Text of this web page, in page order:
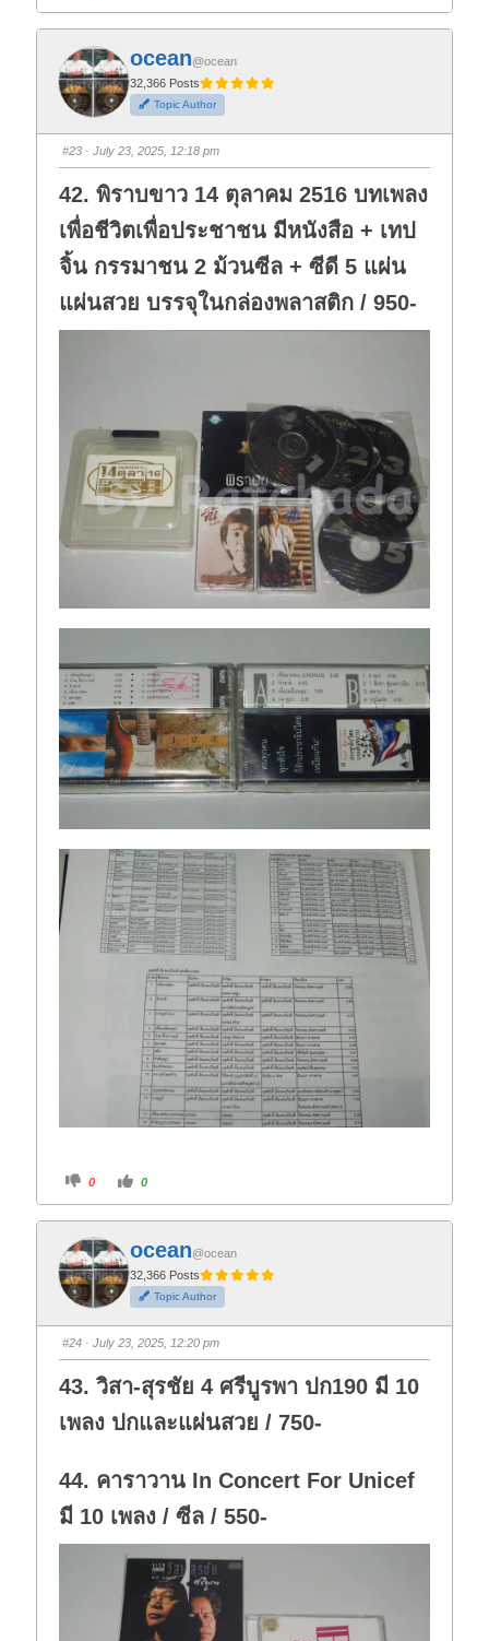
i
f
o
r
t
h
u
m
d
o
n
.
i
o
t
h
u
m
u
p
ocean@ocean
32,366 Posts
Topic Author
#23 · July 23, 2025, 12:18 pm
42. พิราบขาว 14 ตุลาคม 2516 บทเพลง
เพื่อชีวิตเพื่อประชาชน มีหนังสือ + เทป
จิ้น กรรมาชน 2 ม้วนซีล + ซีดี 5 แผ่น
แผ่นสวย บรรจุในกล่องพลาสติก / 950-
C
i
k
f
o
r
t
h
u
m
d
o
n
.
0
C
i
k
o
r
t
h
u
m
u
p
0
ocean@ocean
32,366 Posts
Topic Author
#24 · July 23, 2025, 12:20 pm
43. วิสา-สุรชัย 4 ศรีบูรพา ปก190 มี 10
เพลง ปกและแผ่นสวย / 750-
44. คาราวาน In Concert For Unicef
มี 10 เพลง / ซีล / 550-